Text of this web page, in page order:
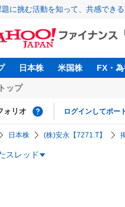
に挑む活動を知って、共感でき
日本株 米国株 FX・
ップ
ォリオ ログインしてポー
日本株 (株)安永【7271.T】
スレッド